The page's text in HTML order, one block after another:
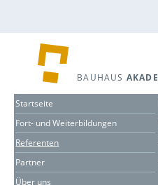
BAUHAUS
Startseite
Fort- und Weiterbildungen
Referenten
Partner
Über uns